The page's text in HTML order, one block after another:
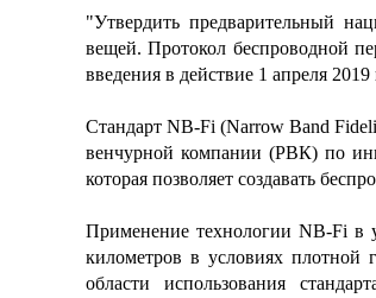
"Утвердить предварительный
вещей. Протокол беспроводной
введения в действие 1 апреля
Стандарт NB-Fi (Narrow Band
венчурной компании (РВК) по
которая позволяет создавать
Применение технологии NB-Fi в
километров в условиях плотной
области использования